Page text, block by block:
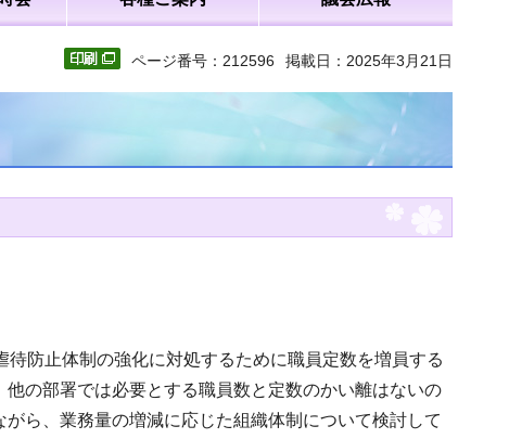
ページ番号：212596 掲載日：2025年3月21日
防止体制の強化に対処するために職員定数を増員する
の部署では必要とする職員数と定数のかい離はないの
ら、業務量の増減に応じた組織体制について検討して